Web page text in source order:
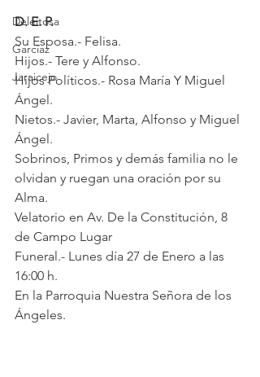
Deleitosa
Garciaz
Jaraicejo
D. E. P.
Su Esposa.- Felisa.
Hijos.- Tere y Alfonso.
Hijos Políticos.- Rosa María Y Miguel
Ángel.
Nietos.- Javier, Marta, Alfonso y Miguel
Ángel.
Sobrinos, Primos y demás familia no le
olvidan y ruegan una oración por su
Alma.
Velatorio en Av. De la Constitución, 8
de Campo Lugar
Funeral.- Lunes día 27 de Enero a las
16:00 h.
En la Parroquia Nuestra Señora de los
Ángeles.